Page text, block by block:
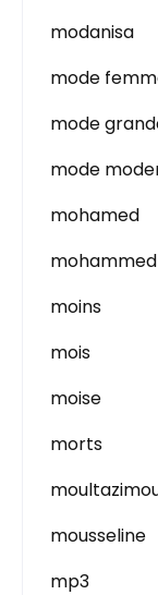
modanisa
mode
mode
mode
mohamed
mohammed
moins
mois
moise
morts
mousseline
mp3